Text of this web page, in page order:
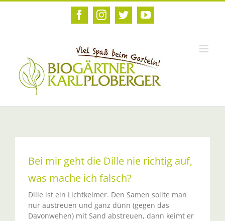
Zum
FacebookInstagram
TwitterYouTube
Bei mir geht die Dille nie richtig auf,
was mache ich falsch?
Dille ist ein Lichtkeimer. Den Samen sollte man
nur austreuen und ganz dünn (gegen das
Davonwehen) mit Sand abstreuen, dann keimt er